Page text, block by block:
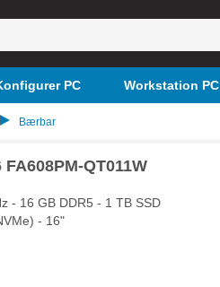
PC Workstation PC
Bærbar
QT011W
- 16 GB DDR5 - 1 TB SSD
- 16"